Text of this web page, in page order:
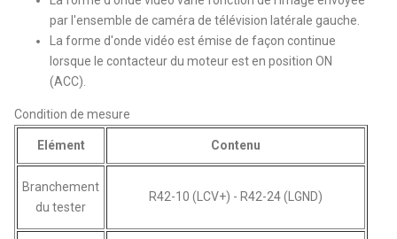
par l'ensemble de caméra de télévision latérale gauche.
La forme d'onde vidéo est émise de façon continue
lorsque le contacteur du moteur est en position ON
(ACC).
Condition de mesure
Elément Contenu
Branchement
du tester
R42-10 (LCV+) - R42-24 (LGND)